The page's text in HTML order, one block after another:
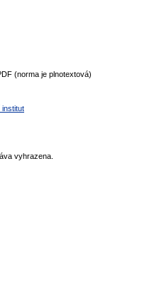
(norma je plnotextová)
vyhrazena.